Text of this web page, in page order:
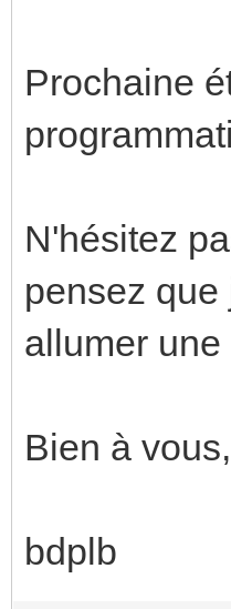
Prochaine
N'hésitez
pensez
allumer
Bien à vous,
bdplb